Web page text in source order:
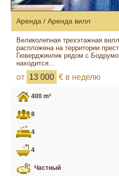
Аренда / Аренда вилл
Великолепная трехэтажная
распложена на территории
Гюверджинлик рядом с
находится…
от 13 000 € в неделю
400 m²
8
4
4
Частный